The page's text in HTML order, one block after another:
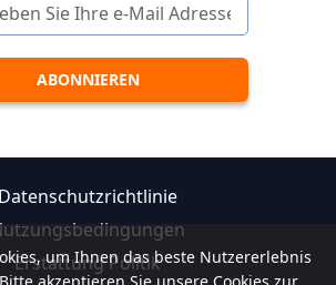
um Ihnen das beste Nutzererlebnis
Datenschutzrichtlinie
Erstattung Politik